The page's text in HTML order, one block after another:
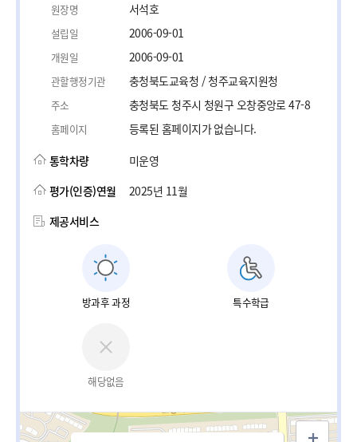
원장명 서석호
설립일 2006-09-01
개원일 2006-09-01
관할행정기관 충청북도교육청 / 청주교육지원청
주소 충청북도 청주시 청원구 오창중앙로 47-8
홈페이지
등록된 홈페이지가 없습니다.
통학차량
미운영
평가(인증)연월
2025년 11월
제공서비스
방과후 과정 특수학급
해당없음